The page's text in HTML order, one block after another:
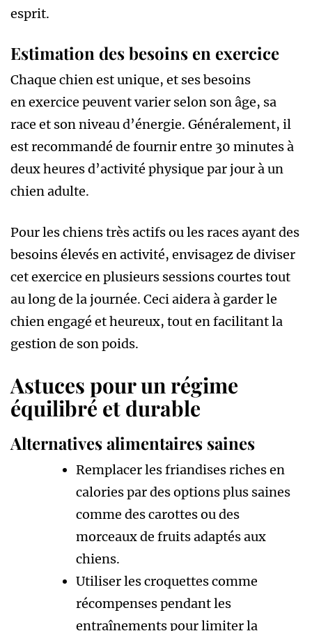
esprit.
Estimation des besoins en exercice
Chaque chien est unique, et ses besoins
en exercice peuvent varier selon son âge, sa
race et son niveau d’énergie. Généralement, il
est recommandé de fournir entre 30 minutes à
deux heures d’activité physique par jour à un
chien adulte.
Pour les chiens très actifs ou les races ayant des
besoins élevés en activité, envisagez de diviser
cet exercice en plusieurs sessions courtes tout
au long de la journée. Ceci aidera à garder le
chien engagé et heureux, tout en facilitant la
gestion de son poids.
Astuces pour un régime
équilibré et durable
Alternatives alimentaires saines
Remplacer les friandises riches en
calories par des options plus saines
comme des carottes ou des
morceaux de fruits adaptés aux
chiens.
Utiliser les croquettes comme
récompenses pendant les
entraînements pour limiter la